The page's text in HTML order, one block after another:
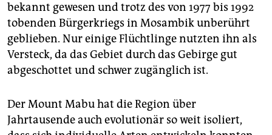
bekannt gewesen und trotz des von 1977 bis 1992
tobenden Bürgerkriegs in Mosambik unberührt
geblieben. Nur einige Flüchtlinge nutzten ihn als
Versteck, da das Gebiet durch das Gebirge gut
abgeschottet und schwer zugänglich ist.
Der Mount Mabu hat die Region über
Jahrtausende auch evolutionär so weit isoliert,